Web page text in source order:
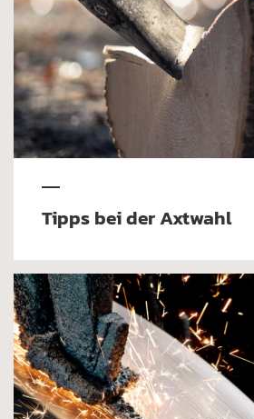
Tipps bei der Axtwahl